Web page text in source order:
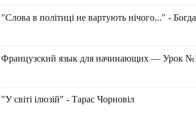
"Слова в політиці не вартують нічого..." -
Французский язык для начинающих — Урок
"У світі ілюзій" - Тарас Чорновіл